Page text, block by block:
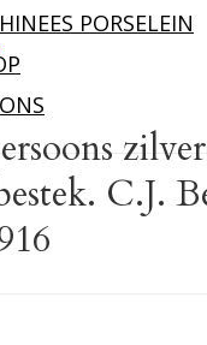
PORSELEIN
C.J.